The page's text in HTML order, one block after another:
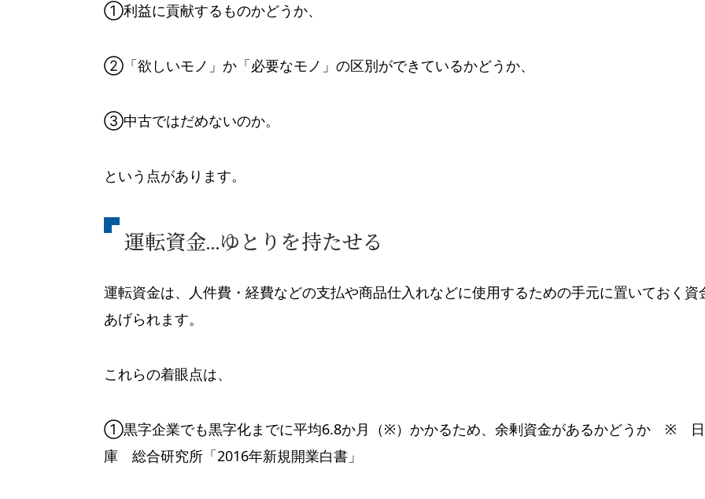
①利益に貢献するものかどうか、
②「欲しいモノ」か「必要なモノ」の区別ができているかどうか、
③中古ではだめないのか。
という点があります。
運転資金…ゆとりを持たせる
運転資金は、人件費・経費などの支払や商品仕入れなどに使用するための手元に置いておく資
あげられます。
これらの着眼点は、
①黒字企業でも黒字化までに平均6.8か月（※）かかるため、余剰資金があるかどうか ※
庫 総合研究所「2016年新規開業白書」